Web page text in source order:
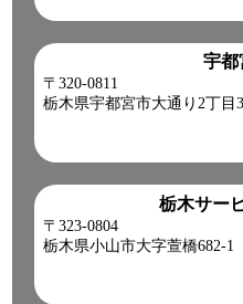
宇都
〒320-0811
栃木県宇都宮市大通り2丁目
栃木サー
〒323-0804
栃木県小山市大字萱橋682-1